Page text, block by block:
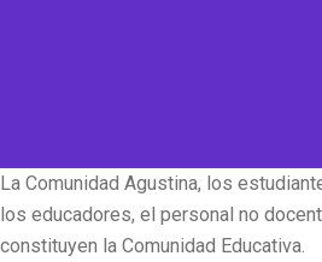
La Comunidad Agustina, los
los educadores, el personal no
constituyen la Comunidad Educativa.